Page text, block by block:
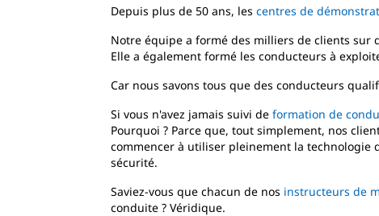
Depuis plus de 50 ans, les centres de
Notre équipe a formé des milliers de clients sur
Elle a également formé les conducteurs à
Car nous savons tous que des conducteurs
Si vous n'avez jamais suivi de formation de
Pourquoi ? Parce que, tout simplement, nos
commencer à utiliser pleinement la technologie
sécurité.
Saviez-vous que chacun de nos instructeurs de
conduite ? Véridique.